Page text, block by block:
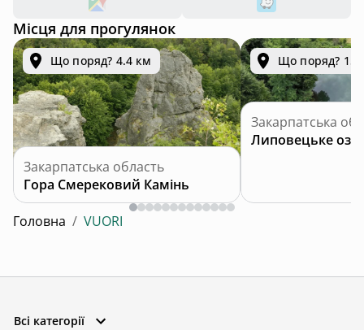
Місця для прогулянок
Що поряд? 4.4 км
Закарпатська область
Гора Смерековий Камінь
Що поряд?
Закарпатська
Липовецьке
Головна / VUORI
Всі категорії